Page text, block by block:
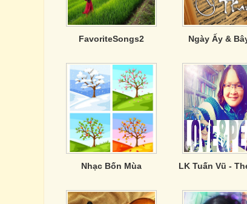
FavoriteSongs2 Ngày Ấy &
Nhạc Bốn Mùa